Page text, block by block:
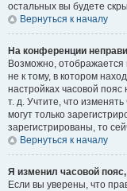
остальных вы будете
Вернуться к началу
На конференции
Возможно, отображается
не к тому, в котором
настройках часовой пояс
т. д. Учтите, что
могут только
зарегистрированы, то
Вернуться к началу
Я изменил часовой
Если вы уверены, что